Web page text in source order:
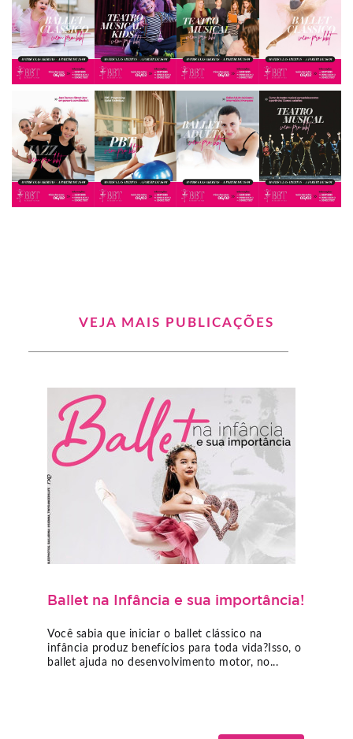
VEJA MAIS PUBLICAÇÕES
Ballet na Infância e sua importância!
Você sabia que iniciar o ballet clássico na
infância produz benefícios para toda vida?Isso, o
ballet ajuda no desenvolvimento motor, no...